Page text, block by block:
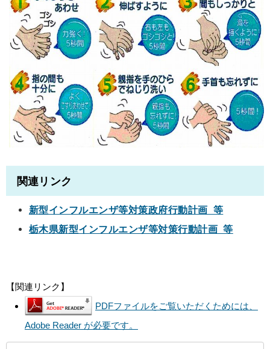
関連リンク
新型インフルエンザ等対策政府行動計画 等
栃木県新型インフルエンザ等対策行動計画 等
【関連リンク】
PDFファイルをご覧いただくためには、
Adobe Reader が必要です。